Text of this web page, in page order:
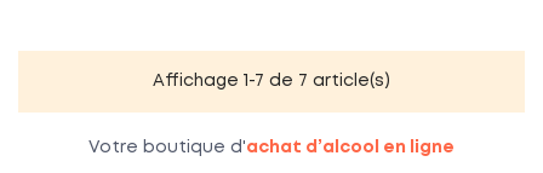
Affichage 1-7 de 7 article(s)
Votre boutique d'achat d’alcool en ligne